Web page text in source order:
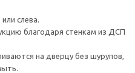
слева.
благодаря стенкам из ДСП
на дверцу без шурупов,